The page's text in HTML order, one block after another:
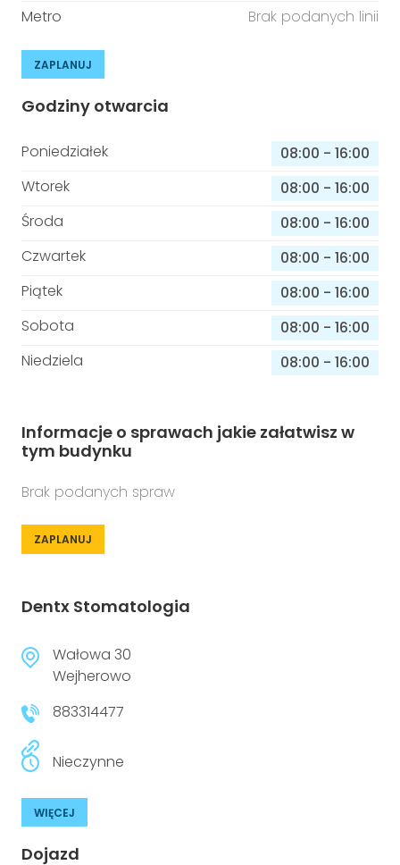
Metro Brak podanych linii
ZAPLANUJ
Godziny otwarcia
Poniedziałek 08:00 - 16:00
Wtorek
08:00 - 16:00
Środa
08:00 - 16:00
Czwartek
08:00 - 16:00
Piątek
08:00 - 16:00
Sobota
08:00 - 16:00
Niedziela
08:00 - 16:00
Informacje o sprawach jakie załatwisz w
tym budynku
Brak podanych spraw
ZAPLANUJ
Dentx Stomatologia
Wałowa 30
Wejherowo
883314477
Nieczynne
WIĘCEJ
Dojazd